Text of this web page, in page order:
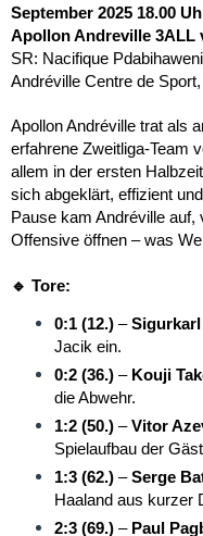
September 2025 18.00
Apollon Andreville 3ALL
SR: Nacifique
Andréville Centre de
Apollon Andréville trat als
erfahrene Zweitliga-Team
allem in der ersten
sich abgeklärt, effizient
Pause kam Andréville
Offensive öffnen – was
🔹 Tore:
0:1 (12.) –
Jacik ein.
0:2 (36.) – Kouji
die Abwehr.
1:2 (50.) –Vitor
Spielaufbau der
1:3 (62.) –Serge
Haaland aus kurzer
2:3 (69.) – Paul